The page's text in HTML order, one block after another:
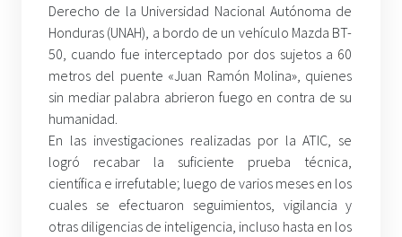
Derecho de la Universidad Nacional Autónoma de
Honduras (UNAH), a bordo de un vehículo Mazda BT-
50, cuando fue interceptado por dos sujetos a 60
metros del puente «Juan Ramón Molina», quienes
sin mediar palabra abrieron fuego en contra de su
humanidad.
En las investigaciones realizadas por la ATIC, se
logró recabar la suficiente prueba técnica,
científica e irrefutable; luego de varios meses en los
cuales se efectuaron seguimientos, vigilancia y
otras diligencias de inteligencia, incluso hasta en los